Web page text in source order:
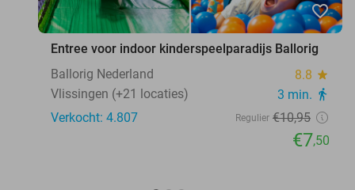
favorite_border
Entree voor indoor kinderspeelparadijs Ballorig
Ballorig Nederland
8.8 star
Vlissingen (+21 locaties) 3 min. directions_walk
Verkocht: 4.807 Regulier €10,95
€7,50